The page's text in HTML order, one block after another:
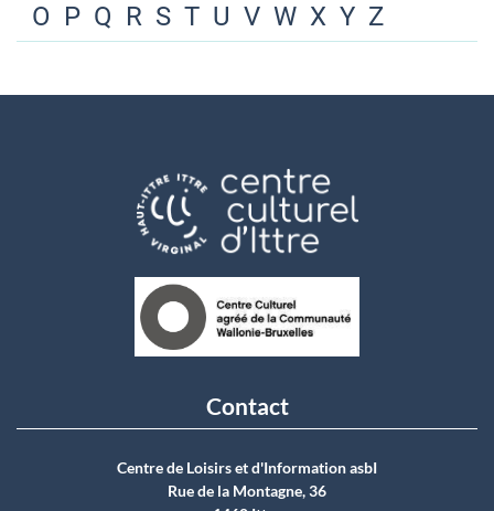
O P Q R S T U V W X Y Z
Contact
Centre de Loisirs et d'Information asbI
Rue de la Montagne, 36